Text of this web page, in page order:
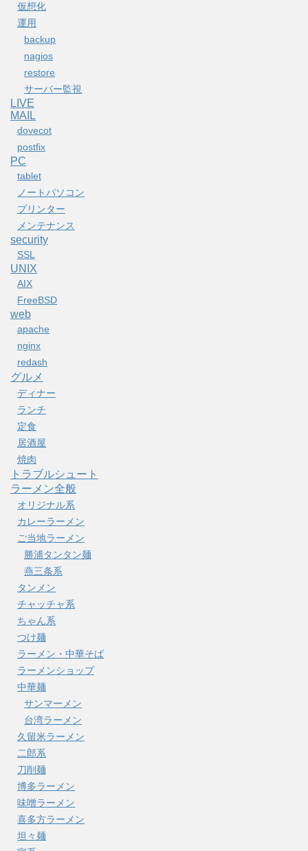
仮想化
運用
backup
nagios
restore
サーバー監視
LIVE
MAIL
dovecot
postfix
PC
tablet
ノートパソコン
プリンター
メンテナンス
security
SSL
UNIX
AIX
FreeBSD
web
apache
nginx
redash
グルメ
ディナー
ランチ
定食
居酒屋
焼肉
トラブルシュート
ラーメン全般
オリジナル系
カレーラーメン
ご当地ラーメン
勝浦タンタン麺
燕三条系
タンメン
チャッチャ系
ちゃん系
つけ麺
ラーメン・中華そば
ラーメンショップ
中華麺
サンマーメン
台湾ラーメン
久留米ラーメン
二郎系
刀削麺
博多ラーメン
味噌ラーメン
喜多方ラーメン
坦々麺